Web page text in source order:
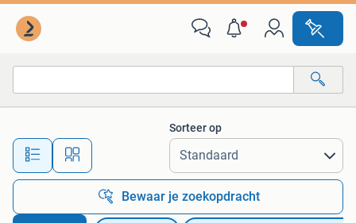
Alle afstanden…
Sorteer op
Bewaar je zoekopdracht